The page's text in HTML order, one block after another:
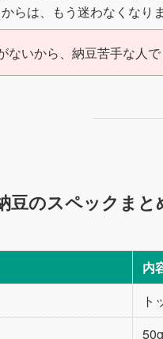
らは、もう迷わなくなり
ないから、納豆苦手な人
豆のスペックまと
内
ト